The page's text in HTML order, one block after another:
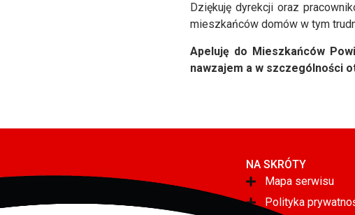
Dziękuję dyrekcji oraz
mieszkańców domów w tym
Apeluję do Mieszkańców
nawzajem a w szczególności
NA SKRÓTY
Mapa serwisu
Polityka